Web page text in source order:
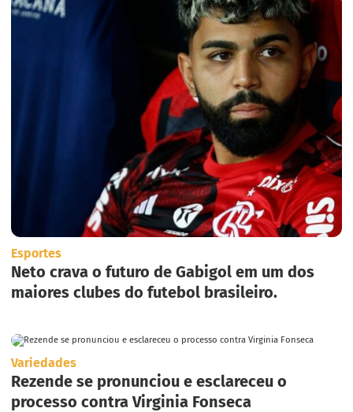
Esportes
Neto crava o futuro de Gabigol em um dos
maiores clubes do futebol brasileiro.
Variedades
Rezende se pronunciou e esclareceu o
processo contra Virginia Fonseca